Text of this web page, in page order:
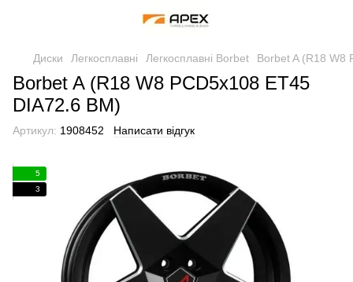
Диски Легкосплавні Легкосплавні Borbet Borbet A (R18 W8
Borbet A (R18 W8 PCD5x108 ET45
DIA72.6 BM)
Артикул: 1908452 Написати відгук
5
3